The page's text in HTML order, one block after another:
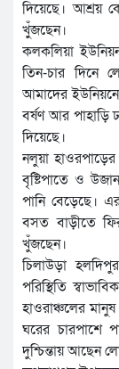
দিয়েছে। আশ্রয়
খু্ঁজছেন।
কলকলিয়া
তিন-চার দিনে
আমাদের
বর্ষণ আর পাহাড়ি
দিয়েছে।
নলুয়া হাওরপাড়ের
বৃষ্টিপাতে ও
পানি বেড়েছে।
বসত বাড়ীতে
খুঁজছেন।
চিলাউড়া
পরিস্থিতি
হাওরাঞ্চলের
ঘরের চারপাশে
দুশ্চিন্তায় আছেন